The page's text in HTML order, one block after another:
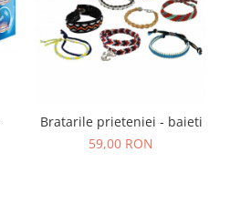
Bratarile prieteniei - baieti
59,00 RON